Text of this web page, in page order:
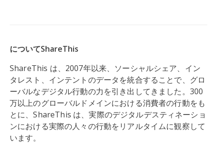
についてShareThis
ShareThis は、2007年以来、ソーシャルシェア、イン
タレスト、インテントのデータを統合することで、グロ
ーバルなデジタル行動の力を引き出してきました。300
万以上のグローバルドメインにおける消費者の行動をも
とに、ShareThis は、実際のデジタルデスティネーショ
ンにおける実際の人々の行動をリアルタイムに観察して
います。